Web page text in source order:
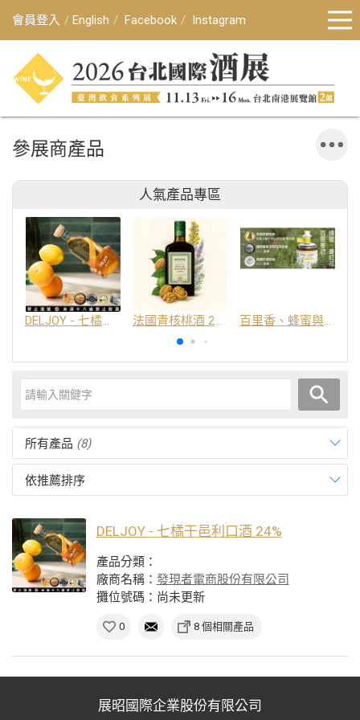
會員登入 English Facebook Instagram
參展商產品
人氣產品專區
DELJOY - 七橘干邑利口酒 24% 法國青核桃酒 25% 百里香、蜂蜜與番紅花酒
所有產品 (8)
依推薦排序
DELJOY - 七橘干邑利口酒 24%
產品分類：
廠商名稱： 發現者電商股份有限公司
攤位號碼：尚未更新
0 8 個相關產品
展昭國際企業股份有限公司